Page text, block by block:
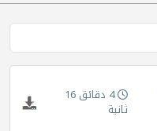
4 دقائق 16
ثانية